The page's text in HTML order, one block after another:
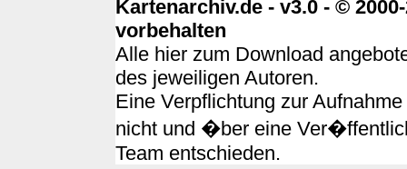
Kartenarchiv.de - v3.0 - ©
vorbehalten
Alle hier zum Download
des jeweiligen Autoren.
Eine Verpflichtung zur
nicht und �ber eine
Team entschieden.